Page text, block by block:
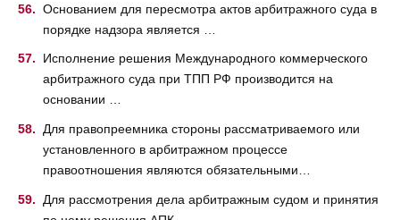
Основанием для пересмотра актов арбитражного суда в
порядке надзора является …
Исполнение решения Международного коммерческого
арбитражного суда при ТПП РФ производится на
основании …
Для правопреемника стороны рассматриваемого или
установленного в арбитражном процессе
правоотношения являются обязательными…
Для рассмотрения дела арбитражным судом и принятия